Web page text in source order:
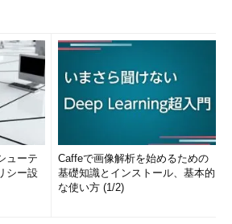
ューテ
シー設
Caffeで画像解析を始めるための
基礎知識とインストール、基本的
な使い方 (1/2)